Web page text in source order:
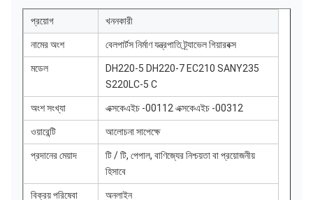
প্রয়োগ খননকারী
নামের অংশ বেলপার্টস নির্মাণ যন্ত্রপাতি ট্র্যাভেল গিয়ারবক্স
মডেল
DH220-5 DH220-7 EC210 SANY235
S220LC-5 C
অংশ সংখ্যা এক্সকেএইচ -00112 এক্সকেএইচ -00312
ওয়ারেন্টি আলোচনা সাপেক্ষে
প্রদানের মেয়াদ
টি / টি, পেপাল, বাণিজ্যের নিশ্চয়তা বা প্রয়োজনীয়
হিসাবে
বিক্রয় পরিষেবা
অনলাইন